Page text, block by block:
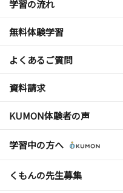
学習の流れ
無料体験学習
よくあるご質問
資料請求
KUMON体験者の声
学習中の方へ
くもんの先生募集